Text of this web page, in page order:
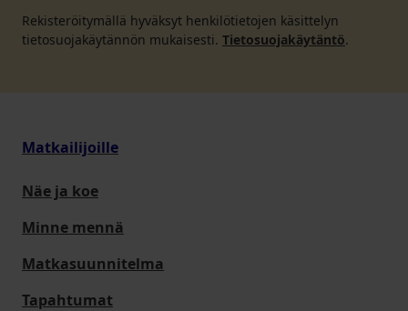
Rekisteröitymällä hyväksyt henkilötietojen käsittelyn
tietosuojakäytännön mukaisesti. Tietosuojakäytäntö.
Matkailijoille
Näe ja koe
Minne mennä
Matkasuunnitelma
Tapahtumat